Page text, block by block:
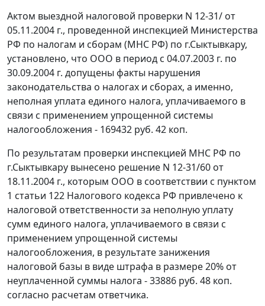
Актом выездной налоговой проверки N 12-31/ от
05.11.2004 г., проведенной инспекцией Министерства
РФ по налогам и сборам (МНС РФ) по г.Сыктывкару,
установлено, что ООО в период с 04.07.2003 г. по
30.09.2004 г. допущены факты нарушения
законодательства о налогах и сборах, а именно,
неполная уплата единого налога, уплачиваемого в
связи с применением упрощенной системы
налогообложения - 169432 руб. 42 коп.
По результатам проверки инспекцией МНС РФ по
г.Сыктывкару вынесено решение N 12-31/60 от
18.11.2004 г., которым ООО в соответствии с пунктом
1 статьи 122 Налогового кодекса РФ привлечено к
налоговой ответственности за неполную уплату
сумм единого налога, уплачиваемого в связи с
применением упрощенной системы
налогообложения, в результате занижения
налоговой базы в виде штрафа в размере 20% от
неуплаченной суммы налога - 33886 руб. 48 коп.
согласно расчетам ответчика.